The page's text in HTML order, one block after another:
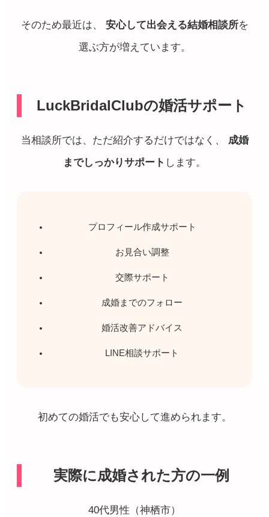
そのため最近は、 安心して出会える結婚相談所を
選ぶ方が増えています。
LuckBridalClubの婚活サポート
当相談所では、ただ紹介するだけではなく、 成婚
までしっかりサポート します。
プロフィール作成サポート
お見合い調整
交際サポート
成婚までのフォロー
婚活改善アドバイス
LINE相談サポート
初めての婚活でも安心して進められます。
実際に成婚された方の一例
40代男性（神栖市）